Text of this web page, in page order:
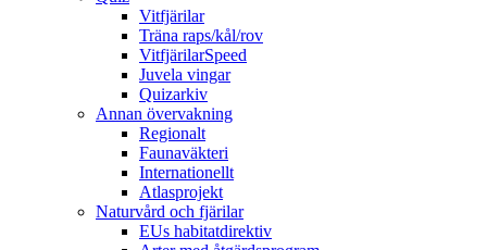
Vitfjärilar
Träna raps/kål/rov
VitfjärilarSpeed
Juvela vingar
Quizarkiv
Annan övervakning
Regionalt
Faunaväkteri
Internationellt
Atlasprojekt
Naturvård och fjärilar
EUs habitatdirektiv